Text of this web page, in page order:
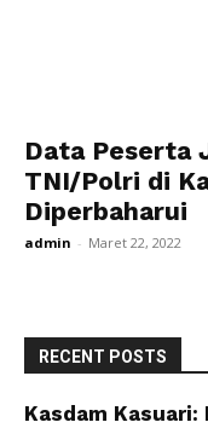
Data Peserta
TNI/Polri di
Diperbaharui
admin - Maret 22, 2022
RECENT POSTS
Kasdam